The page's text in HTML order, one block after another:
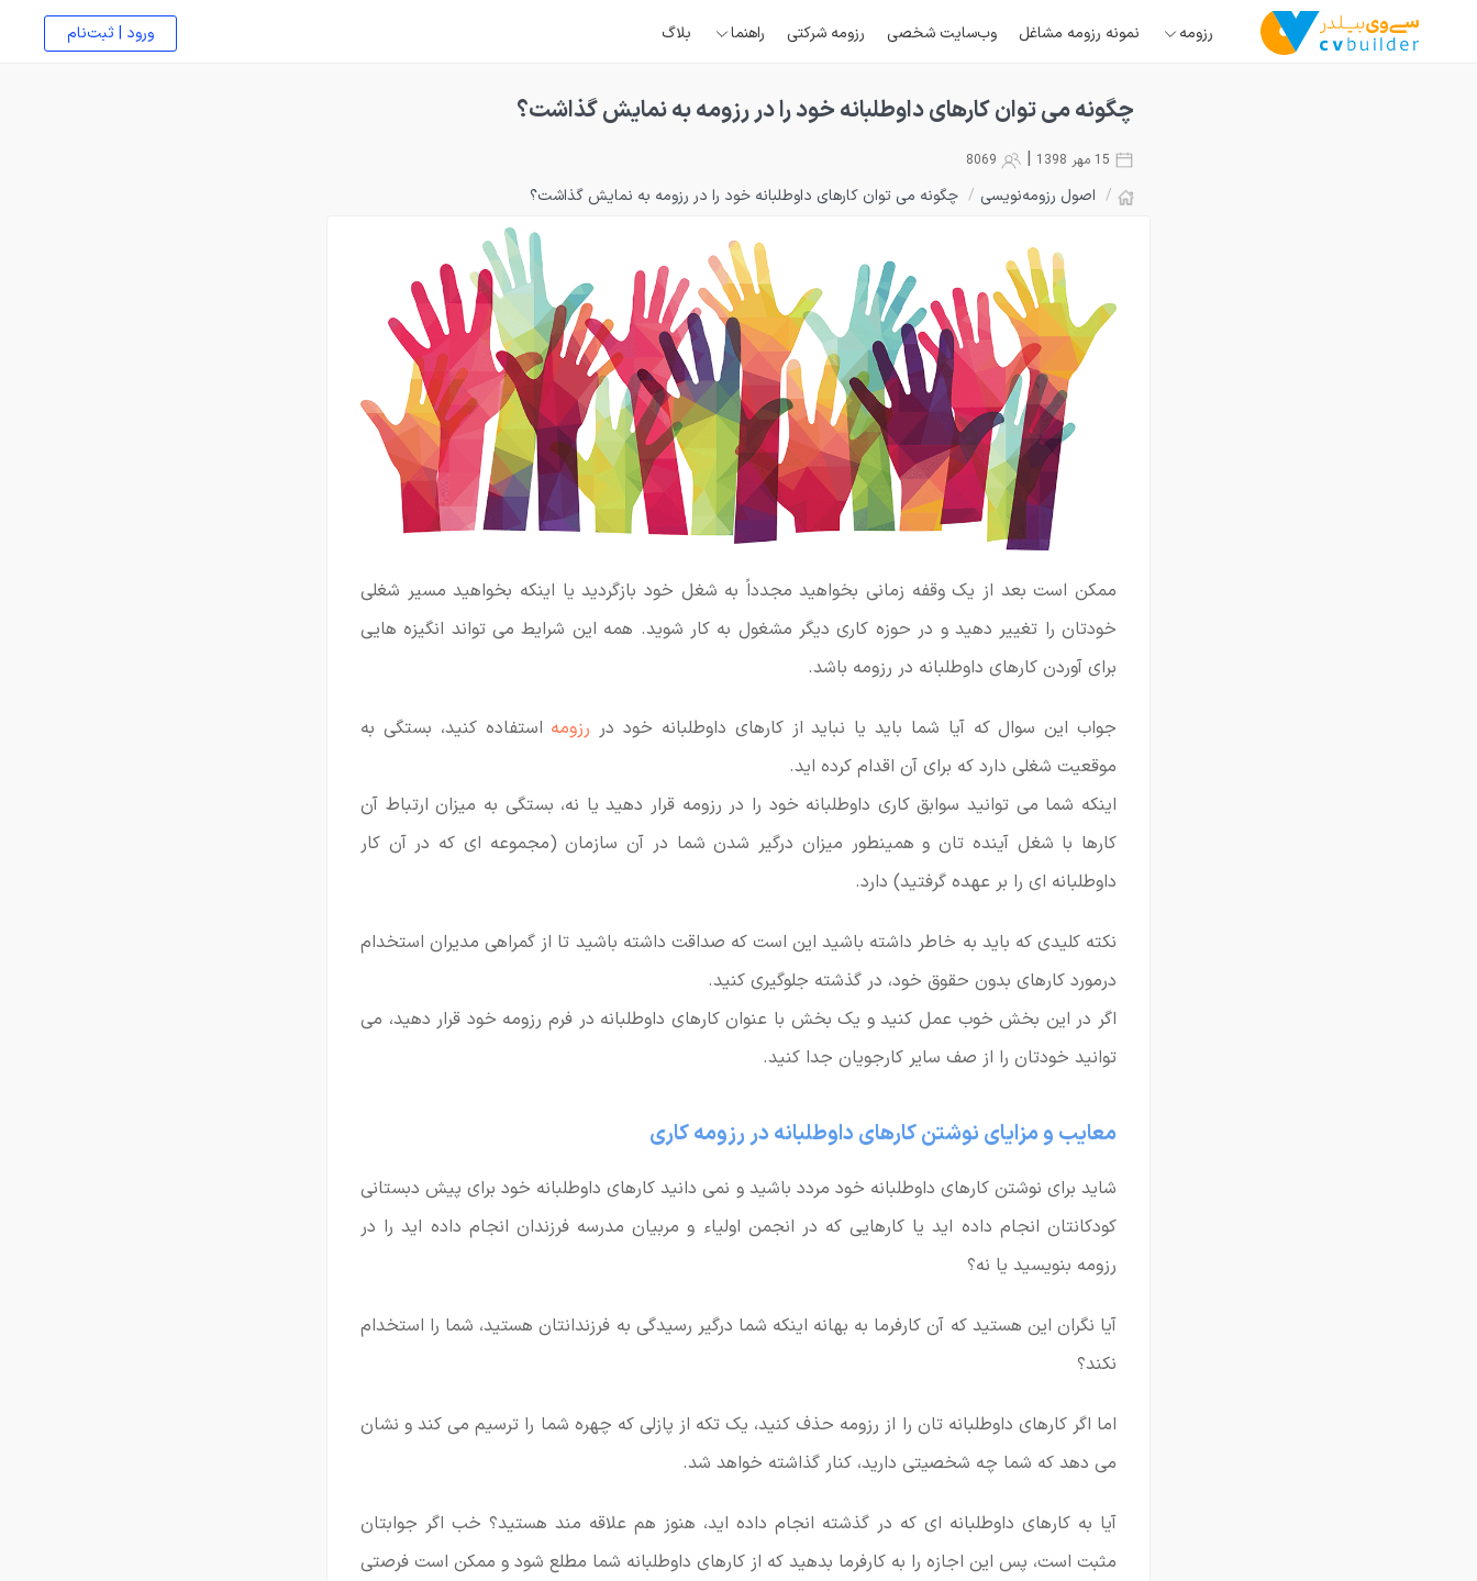
رزومه نمونه رزومه مشاغل وب‌سایت شخصی رزومه شرکتی راهنما بلاگ ورود | ثبت‌نام
چگونه می توان کارهای داوطلبانه خود را در رزومه به نمایش گذاشت؟
|
/ اصول رزومه‌نویسی / چگونه می توان کارهای داوطلبانه خود را در رزومه به نمایش گذاشت؟
ممکن است بعد از یک وقفه زمانی بخواهید مجدداً به شغل خود بازگردید یا اینکه بخواهید مسیر شغلی
خودتان را تغییر دهید و در حوزه کاری دیگر مشغول به کار شوید. همه این شرایط می تواند انگیزه هایی
برای آوردن کارهای داوطلبانه در رزومه باشد.
جواب این سوال که آیا شما باید یا نباید از کارهای داوطلبانه خود در رزومه استفاده کنید، بستگی به
موقعیت شغلی دارد که برای آن اقدام کرده اید.
اینکه شما می توانید سوابق کاری داوطلبانه خود را در رزومه قرار دهید یا نه، بستگی به میزان ارتباط آن
کارها با شغل آینده تان و همینطور میزان درگیر شدن شما در آن سازمان (مجموعه ای که در آن کار
داوطلبانه ای را بر عهده گرفتید) دارد.
نکته کلیدی که باید به خاطر داشته باشید این است که صداقت داشته باشید تا از گمراهی مدیران استخدام
درمورد کارهای بدون حقوق خود، در گذشته جلوگیری کنید.
اگر در این بخش خوب عمل کنید و یک بخش با عنوان کارهای داوطلبانه در فرم رزومه خود قرار دهید، می
توانید خودتان را از صف سایر کارجویان جدا کنید.
معایب و مزایای نوشتن کارهای داوطلبانه دررزومه کاری
شاید برای نوشتن کارهای داوطلبانه خود مردد باشید و نمی دانید کارهای داوطلبانه خود برای پیش دبستانی
کودکانتان انجام داده اید یا کارهایی که در انجمن اولیاء و مربیان مدرسه فرزندان انجام داده اید را در
رزومه بنویسید یا نه؟
آیا نگران این هستید که آن کارفرما به بهانه اینکه شما درگیر رسیدگی به فرزندانتان هستید، شما را استخدام
نکند؟
اما اگر کارهای داوطلبانه تان را از رزومه حذف کنید، یک تکه از پازلی که چهره شما را ترسیم می کند و نشان
می دهد که شما چه شخصیتی دارید، کنار گذاشته خواهد شد.
آیا به کارهای داوطلبانه ای که در گذشته انجام داده اید، هنوز هم علاقه مند هستید؟ خب اگر جوابتان
مثبت است، پس این اجازه را به کارفرما بدهید که از کارهای داوطلبانه شما مطلع شود و ممکن است فرصتی